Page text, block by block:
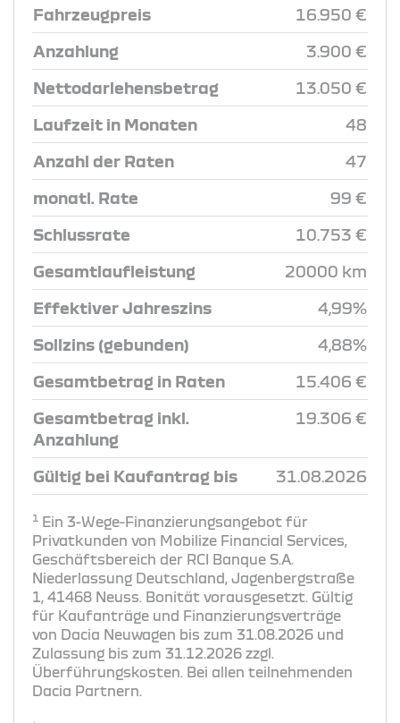
Fahrzeugpreis 16.950 €
Anzahlung 3.900 €
Nettodarlehensbetrag 13.050 €
Laufzeit in Monaten 48
Anzahl der Raten 47
monatl. Rate 99 €
Schlussrate 10.753 €
Gesamtlaufleistung 20000 km
Effektiver Jahreszins 4,99%
Sollzins (gebunden) 4,88%
Gesamtbetrag in Raten 15.406 €
Gesamtbetrag inkl.
Anzahlung
19.306 €
Gültig bei Kaufantrag bis 31.08.2026
1 Ein 3-Wege-Finanzierungsangebot für
Privatkunden von Mobilize Financial Services,
Geschäftsbereich der RCI Banque S.A.
Niederlassung Deutschland, Jagenbergstraße
1, 41468 Neuss. Bonität vorausgesetzt. Gültig
für Kaufanträge und Finanzierungsverträge
von Dacia Neuwagen bis zum 31.08.2026 und
Zulassung bis zum 31.12.2026 zzgl.
Überführungskosten. Bei allen teilnehmenden
Dacia Partnern.